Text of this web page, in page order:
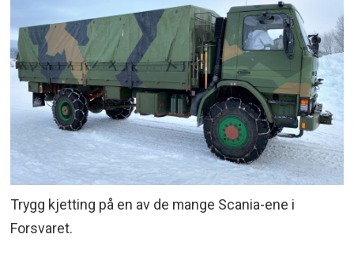
Trygg kjetting på en av de mange Scania-ene i
Forsvaret.